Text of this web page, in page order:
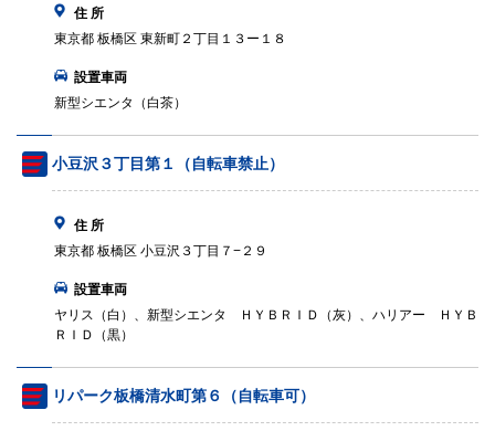
住 所
東京都 板橋区 東新町２丁目１３ー１８
設置車両
新型シエンタ（白茶）
小豆沢３丁目第１（自転車禁止）
住 所
東京都 板橋区 小豆沢３丁目７−２９
設置車両
ヤリス（白）、新型シエンタ ＨＹＢＲＩＤ（灰）、ハリアー ＨＹＢ
ＲＩＤ（黒）
リパーク板橋清水町第６（自転車可）